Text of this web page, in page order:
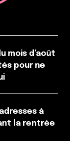
mois d’août
pour ne
à
la rentrée